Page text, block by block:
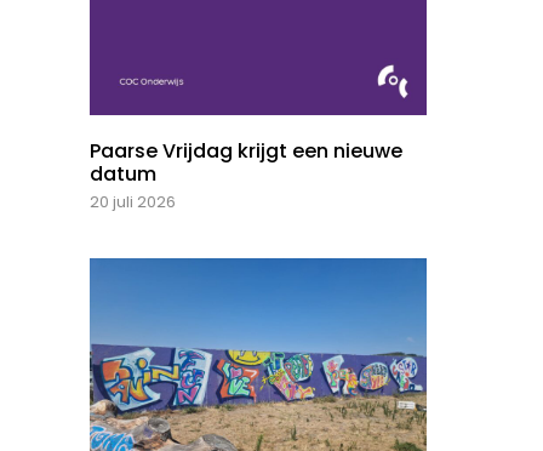
Paarse Vrijdag krijgt een nieuwe
datum
20 juli 2026